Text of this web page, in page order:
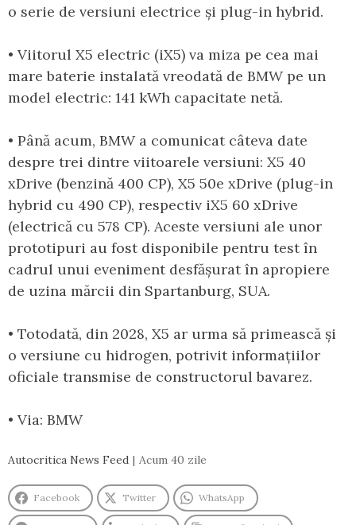
o serie de versiuni electrice și plug-in hybrid.
• Viitorul X5 electric (iX5) va miza pe cea mai
mare baterie instalată vreodată de BMW pe un
model electric: 141 kWh capacitate netă.
• Până acum, BMW a comunicat câteva date
despre trei dintre viitoarele versiuni: X5 40
xDrive (benzină 400 CP), X5 50e xDrive (plug-in
hybrid cu 490 CP), respectiv iX5 60 xDrive
(electrică cu 578 CP). Aceste versiuni ale unor
prototipuri au fost disponibile pentru test în
cadrul unui eveniment desfășurat în apropiere
de uzina mărcii din Spartanburg, SUA.
• Totodată, din 2028, X5 ar urma să primească și
o versiune cu hidrogen, potrivit informațiilor
oficiale transmise de constructorul bavarez.
• Via: BMW
Autocritica News Feed Acum 40 zile
Facebook Twitter WhatsApp